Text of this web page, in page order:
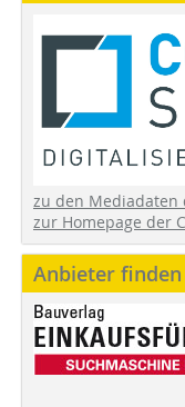
zu den Mediadaten
zur Homepage der
Anbieter finden